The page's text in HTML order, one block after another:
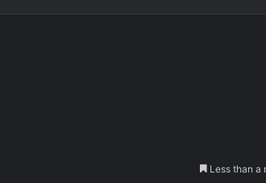
Less than a